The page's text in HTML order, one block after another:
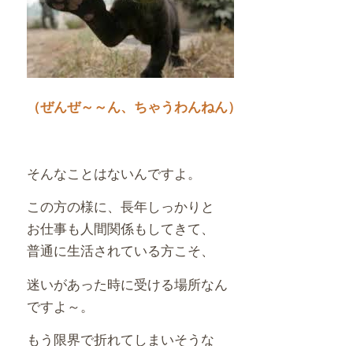
（ぜんぜ～～ん、ちゃうわんねん）
そんなことはないんですよ。
この方の様に、長年しっかりと
お仕事も人間関係もしてきて、
普通に生活されている方こそ、
迷いがあった時に受ける場所なん
ですよ～。
もう限界で折れてしまいそうな